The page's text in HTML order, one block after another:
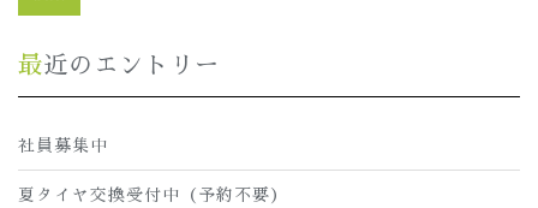
最近のエントリー
社員募集中
夏タイヤ交換受付中（予約不要）